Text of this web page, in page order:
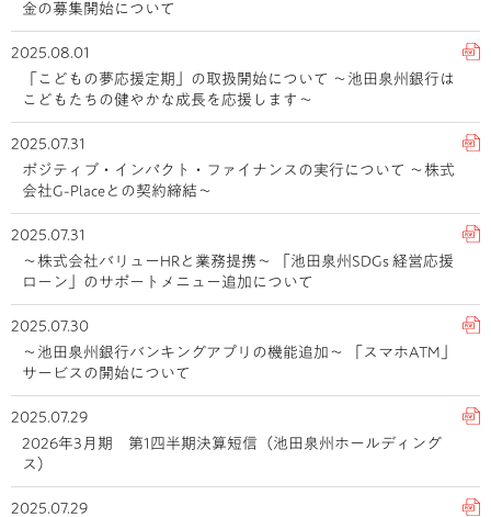
金の募集開始について
2025.08.01
「こどもの夢応援定期」の取扱開始について ～池田泉州銀行は
こどもたちの健やかな成長を応援します～
2025.07.31
ポジティブ・インパクト・ファイナンスの実行について ～株式
会社G-Placeとの契約締結～
2025.07.31
～株式会社バリューHRと業務提携～ 「池田泉州SDGs 経営応援
ローン」のサポートメニュー追加について
2025.07.30
～池田泉州銀行バンキングアプリの機能追加～ 「スマホATM」
サービスの開始について
2025.07.29
2026年3月期 第1四半期決算短信（池田泉州ホールディング
ス）
2025.07.29